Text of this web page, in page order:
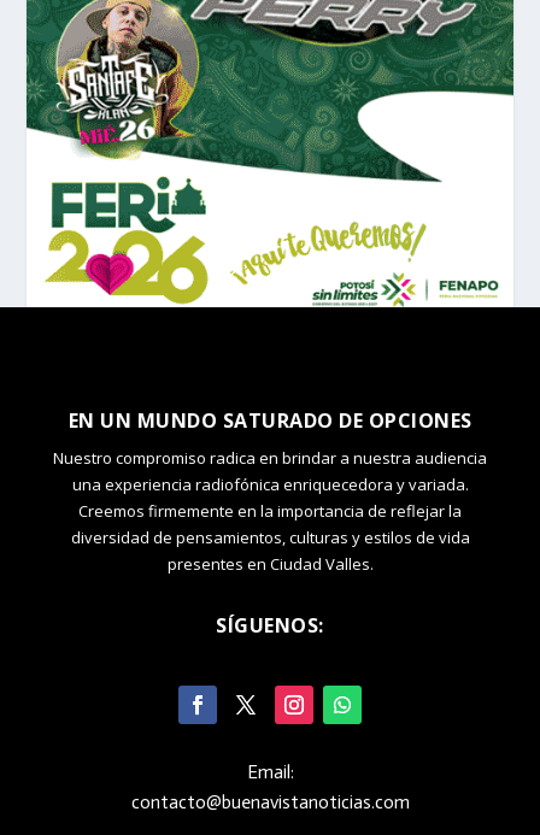
EN UN MUNDO SATURADO DE OPCIONES
Nuestro compromiso radica en brindar a nuestra audiencia
una experiencia radiofónica enriquecedora y variada.
Creemos firmemente en la importancia de reflejar la
diversidad de pensamientos, culturas y estilos de vida
presentes en Ciudad Valles.
SÍGUENOS:
Email:
contacto@buenavistanoticias.com